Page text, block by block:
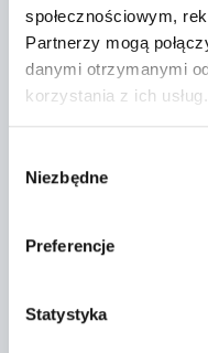
społecznościowym,
Partnerzy mogą
danymi otrzymanymi
korzystania z ich usług.
zgody
Niezbędne
Preferencje
Statystyka